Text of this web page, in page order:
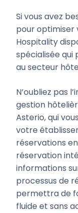
Si vous avez
pour optimiser
Hospitality
spécialisée qui
au secteur
N’oubliez pas
gestion
Asterio, qui
votre
réservations
réservation
informations
processus de
permettra de
fluide et sans